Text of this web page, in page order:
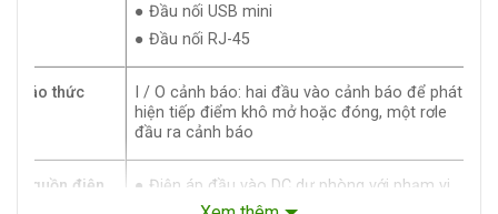
● Đầu nối USB mini
● Đầu nối RJ-45
báo thức
I / O cảnh báo: hai đầu vào cảnh báo để phát
hiện tiếp điểm khô mở hoặc đóng, một rơle
đầu ra cảnh báo
Nguồn điện
● Điện áp đầu vào DC dự phòng với phạm vi
hoạt động: danh định 9,6 đến 60VDC